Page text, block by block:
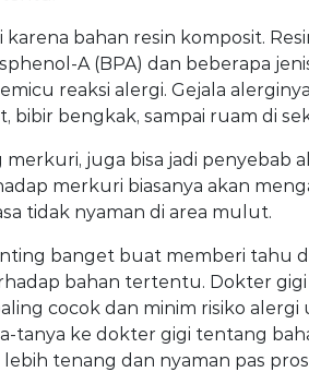
bahan resin komposit.
A (BPA) dan beberapa
reaksi alergi. Gejala
bibir bengkak, sampai ruam di
juga bisa jadi penyebab
merkuri biasanya akan
tidak nyaman di area mulut.
banget buat memberi tahu
bahan tertentu. Dokter gigi
cocok dan minim risiko alergi
tanya ke dokter gigi tentang
tenang dan nyaman pas